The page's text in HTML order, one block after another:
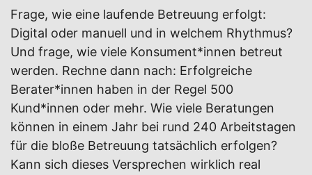
Frage, wie eine laufende Betreuung erfolgt:
Digital oder manuell und in welchem Rhythmus?
Und frage, wie viele Konsument*innen betreut
werden. Rechne dann nach: Erfolgreiche
Berater*innen haben in der Regel 500
Kund*innen oder mehr. Wie viele Beratungen
können in einem Jahr bei rund 240 Arbeitstagen
für die bloße Betreuung tatsächlich erfolgen?
Kann sich dieses Versprechen wirklich real